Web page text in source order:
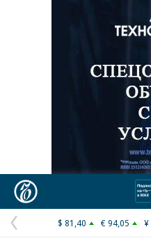
Реклама в «Ъ»
Предыдущая
$ 81,40 € 94,05 ¥